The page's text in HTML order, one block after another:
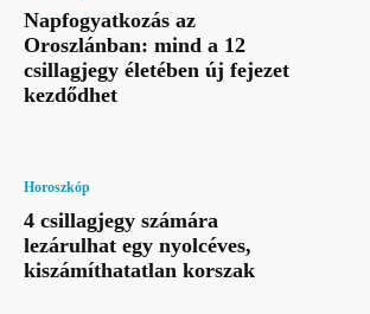
Napfogyatkozás az
Oroszlánban: mind a 12
csillagjegy életében új fejezet
kezdődhet
Horoszkóp
4 csillagjegy számára
lezárulhat egy nyolcéves,
kiszámíthatatlan korszak